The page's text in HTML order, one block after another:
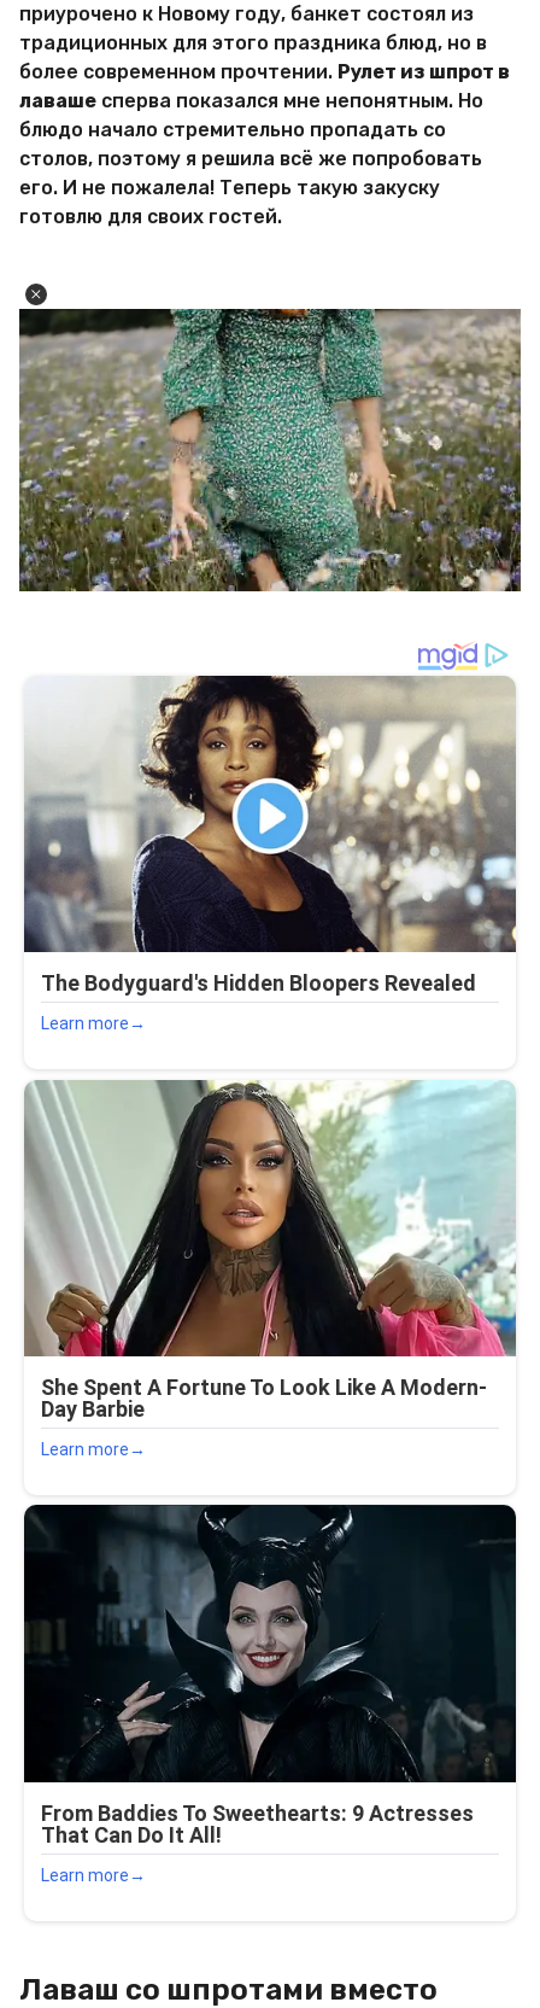
приурочено к Новому году, банкет состоял из
традиционных для этого праздника блюд, но в
более современном прочтении. Рулет из шпрот в
лаваше сперва показался мне непонятным. Но
блюдо начало стремительно пропадать со
столов, поэтому я решила всё же попробовать
его. И не пожалела! Теперь такую закуску
готовлю для своих гостей.
Лаваш со шпротами вместо